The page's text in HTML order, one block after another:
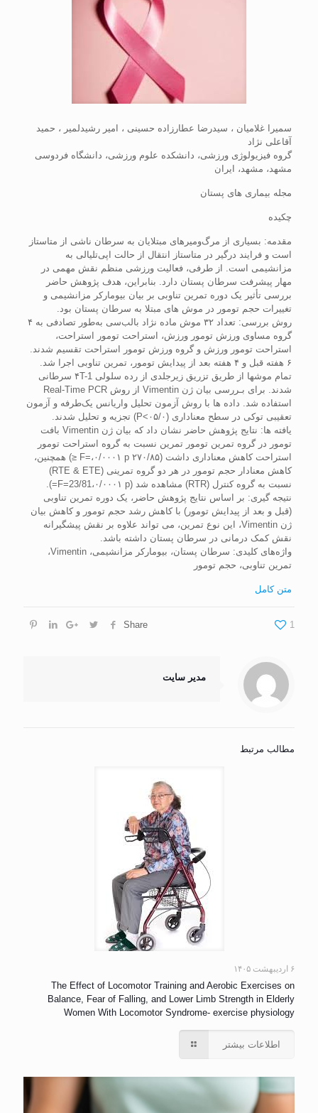
سمیرا غلامیان ، سیدرضا عطارزاده حسینی ، امیر رشیدلمیر ، حمید
آقاعلی نژاد
گروه فیزیولوژی ورزشی، دانشکده علوم ورزشی، دانشگاه فردوسی
مشهد، مشهد، ایران
مجله بیماری های پستان
چکیده
مقدمه: بسیاری از مرگ‌ومیرهای مبتلایان به سرطان ناشی از متاستاز
است و فرایند درگیر در متاستاز انتقال از حالت اپی‌تلیالی به
مزانشیمی است. از طرفی، فعالیت ورزشی منظم نقش مهمی در
مهار پیشرفت سرطان پستان دارد. بنابراین، هدف پژوهش حاضر
بررسی تأثیر یک دوره تمرین تناوبی بر بیان بیومارکر مزانشیمی و
تغییرات حجم تومور در موش‏ های مبتلا به سرطان پستان بود.
روش بررسی: تعداد ۳۲ موش ماده نژاد بالب‌سی به‌طور تصادفی به ۴
گروه مساوی ورزش تومور ورزش، استراحت تومور استراحت،
استراحت تومور ورزش و گروه ورزش تومور استراحت تقسیم شدند.
۶ هفته قبل و ۴ هفته بعد از پیدایش تومور، تمرین تناوبی اجرا شد.
تمام موش‏‏ها از طریق تزریق زیرجلدی از رده سلولی ۴T-1 سرطانی
شدند. برای بـررسی بیان ژن Vimentin از روش Real-Time PCR
استفاده شد. داده‏ ها با روش آزمون‏ تحلیل واریانس یک‌طرفه و آزمون
تعقیبی توکی در سطح معنا‏داری (۰۵/۰>P) تجزیه ‌و تحلیل شدند.
یافته‏ ها: نتایج پژوهش حاضر نشان داد که بیان ژن Vimentin بافت
تومور در گروه تمرین تومور تمرین نسبت به گروه استراحت تومور
استراحت کاهش معناداری داشت (۲۷۰/۸۵ F=،۰/۰۰۰۱ p ≤) همچنین،
کاهش معنادار حجم تومور در هر دو گروه تمرینی (RTE & ETE)
نسبت به گروه کنترل (RTR) مشاهده شد (F=23/81،۰/۰۰۰۱ p=).
نتیجه‏ گیری: بر اساس نتایج پژوهش حاضر، یک دوره تمرین تناوبی
(قبل و بعد از پیدایش تومور) با کاهش رشد حجم تومور و کاهش بیان
ژن Vimentin، این نوع تمرین، می‏ تواند علاوه بر نقش پیشگیرانه
نقش کمک درمانی در سرطان پستان داشته باشد.
واژه‌های کلیدی: سرطان پستان، بیومارکر مزانشیمی، Vimentin،
تمرین تناوبی، حجم تومور
متن کامل
Share 1
مدیر سایت
مطالب مرتبط
۶ اردیبهشت ۱۴۰۵
The Effect of Locomotor Training and Aerobic Exercises on
Balance, Fear of Falling, and Lower Limb Strength in Elderly
Women With Locomotor Syndrome- exercise physiology
اطلاعات بیشتر